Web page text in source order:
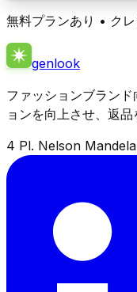
無料プランあり • ク
genlook
ファッションブラン
ョンを向上させ、返品
4 Pl. Nelson